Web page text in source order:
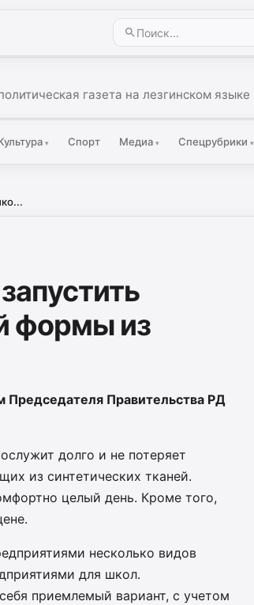
газета на лезгинском языке
▾ Спорт Медиа ▾ Спецрубрики ▾
формы из
Председателя Правительства РД
долго и не потеряет
из синтетических тканей.
целый день. Кроме того,
несколько видов
для школ.
приемлемый вариант, с учетом